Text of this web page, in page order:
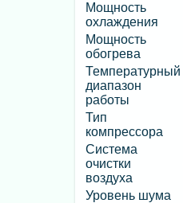
Мощность
охлаждения
Мощность
обогрева
Температурный
диапазон
работы
Тип
компрессора
Система
очистки
воздуха
Уровень шума